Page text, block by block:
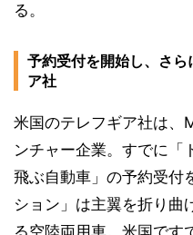
る。
予約受付を開始し、さ
ア社
米国のテレフギア社は、
ンチャー企業。すでに「
飛ぶ自動車」の予約受付
ション」は主翼を折り曲
る空陸両用車。米国です